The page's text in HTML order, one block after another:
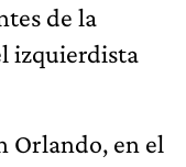
de la
izquierdista
Orlando, en el